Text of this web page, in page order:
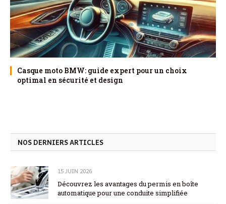
Casque moto BMW: guide expert pour un choix
optimal en sécurité et design
NOS DERNIERS ARTICLES
15 JUIN 2026
Découvrez les avantages du permis en boîte
automatique pour une conduite simplifiée